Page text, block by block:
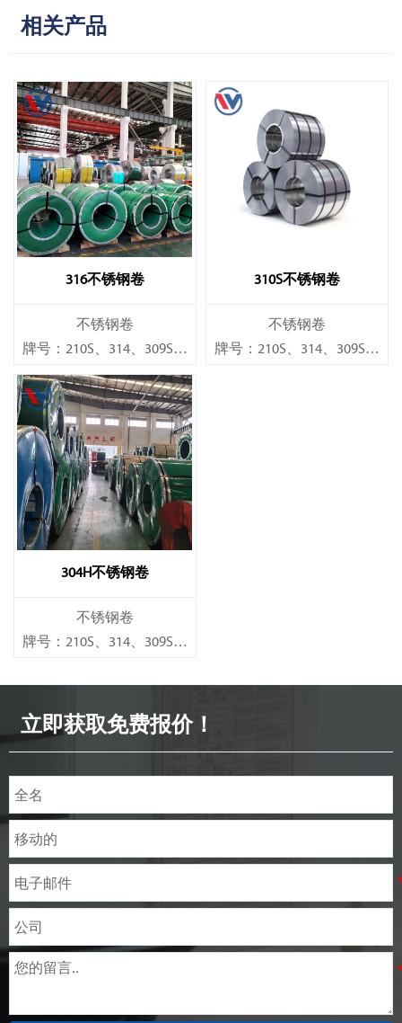
相关产品
316不锈钢卷
不锈钢卷
牌号：210S、314、309S、
304、304L、316L、321、
410、420、430、904等
规格
厚度：0.1mm - 150mm
310S不锈钢卷
不锈钢卷
牌号：210S、314、309S、
304H不锈钢卷
不锈钢卷
牌号：210S、314、309S、
立即获取免费报价！